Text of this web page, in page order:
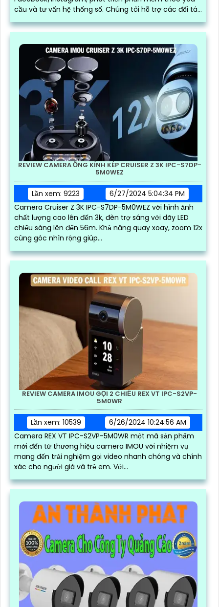
cầu và tư vấn hệ thống số. Chúng tôi hỗ trợ các đối tác
bên thứ ba xây dựng, vận hành và mở rộng hệ thống
trên nền tảng mạng xã hội, giúp tối ưu hóa quy trình
đại số
REVIEW CAMERA ỐNG KÍNH KÉP CRUISER Z 3K IPC-S7DP-
5M0WEZ
Lần xem: 9223
6/27/2024 5:04:34 PM
Camera Cruiser Z 3K IPC-S7DP-5M0WEZ với hình ảnh
chất lượng cao lên đến 3k, đèn trợ sáng với dãy LED
chiếu sáng lên đến 56m. Khả năng quay xoay, zoom 12x
cùng góc nhìn rộng giúp...
REVIEW CAMERA IMOU GỌI 2 CHIỀU REX VT IPC-S2VP-
5M0WR
Lần xem: 10539
6/26/2024 10:24:56 AM
Camera REX VT IPC-S2VP-5M0WR một mã sản phẩm
mới đến từ thương hiệu camera IMOU với nhiệm vụ
mang đến trải nghiệm gọi video nhanh chóng và chính
xác cho người già và trẻ em. Với...